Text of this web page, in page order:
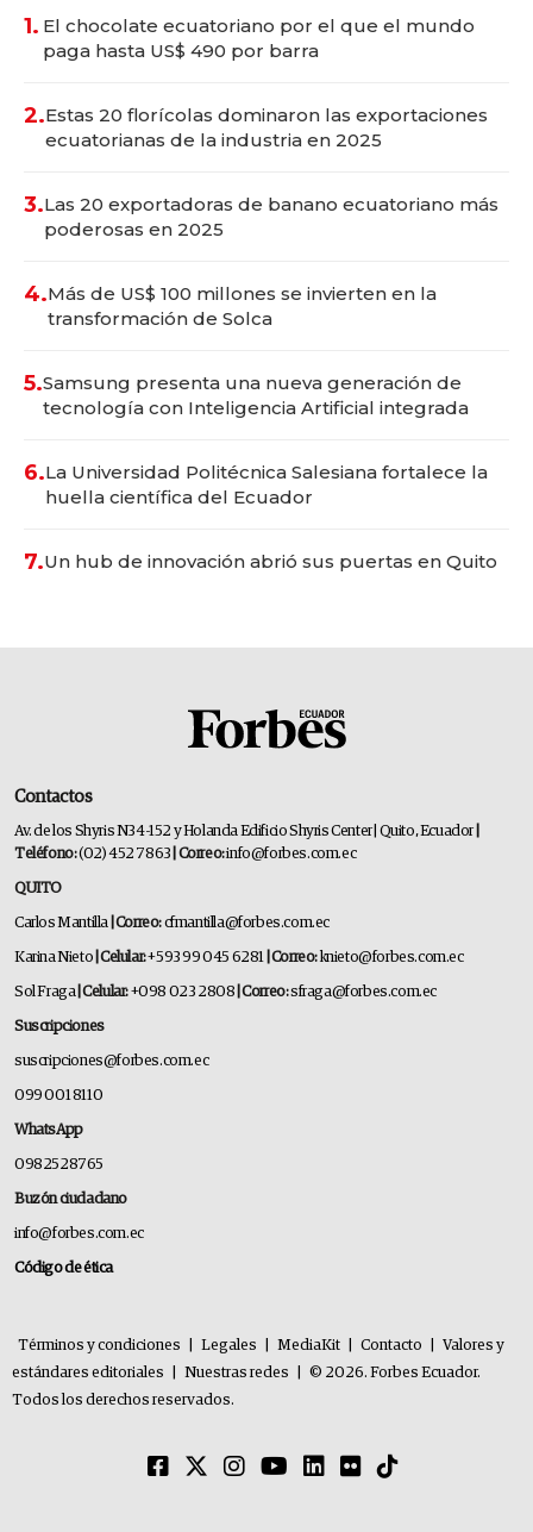
1. El chocolate ecuatoriano por el que el mundo
paga hasta US$ 490 por barra
2.Estas 20 florícolas dominaron las exportaciones
ecuatorianas de la industria en 2025
3.Las 20 exportadoras de banano ecuatoriano más
poderosas en 2025
4.Más de US$ 100 millones se invierten en la
transformación de Solca
5.Samsung presenta una nueva generación de
tecnología con Inteligencia Artificial integrada
6.La Universidad Politécnica Salesiana fortalece la
huella científica del Ecuador
7.Un hub de innovación abrió sus puertas en Quito
Contactos
Av. de los Shyris N34-152 y Holanda Edificio Shyris Center | Quito, Ecuador
Teléfono:(02) 452 7863 | Correo:info@forbes.com.ec
QUITO
Carlos Mantilla | Correo:cfmantilla@forbes.com.ec
Karina Nieto | Celular:+593 99 045 6281 | Correo:knieto@forbes.com.ec
Sol Fraga| Celular:+098 023 2808 | Correo:sfraga@forbes.com.ec
Suscripciones
suscripciones@forbes.com.ec
099 001 8110
WhatsApp
0982528765
Buzón ciudadano
info@forbes.com.ec
Código de ética
Términos y condiciones Legales MediaKit Contacto
Valores y
estándares editoriales
Nuestras redes
© 2026. Forbes Ecuador.
Todos los derechos reservados.